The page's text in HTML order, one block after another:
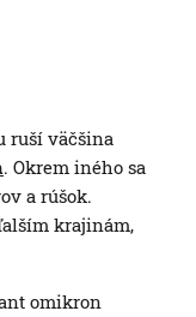
ruší väčšina
. Okrem iného sa
a rúšok.
krajinám,
omikron